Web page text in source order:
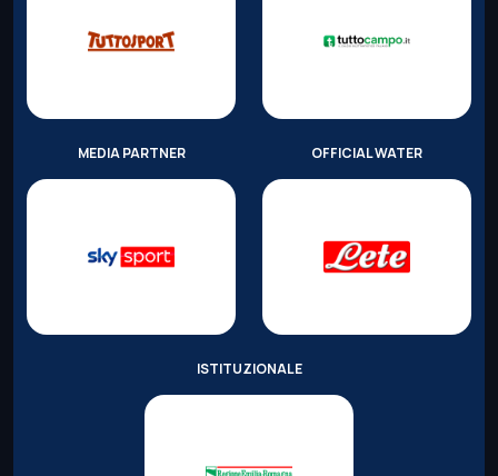
MEDIA PARTNER OFFICIAL WATER
ISTITUZIONALE